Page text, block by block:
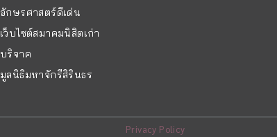
อักษรศาสตร์ดีเด่น
เว็บไซต์สมาคมนิสิตเก่า
บริจาค
มูลนิธิมหาจักรีสิรินธร
Privacy Policy